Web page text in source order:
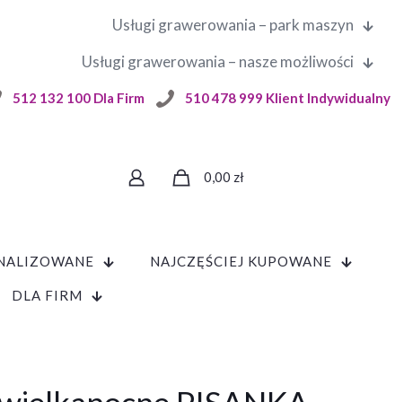
Usługi grawerowania – park maszyn
Usługi grawerowania – nasze możliwości
512 132 100 Dla Firm 510 478 999 Klient Indywidualny
0,00 zł
NAJCZĘŚCIEJ KUPOWANE
DLA FIRM